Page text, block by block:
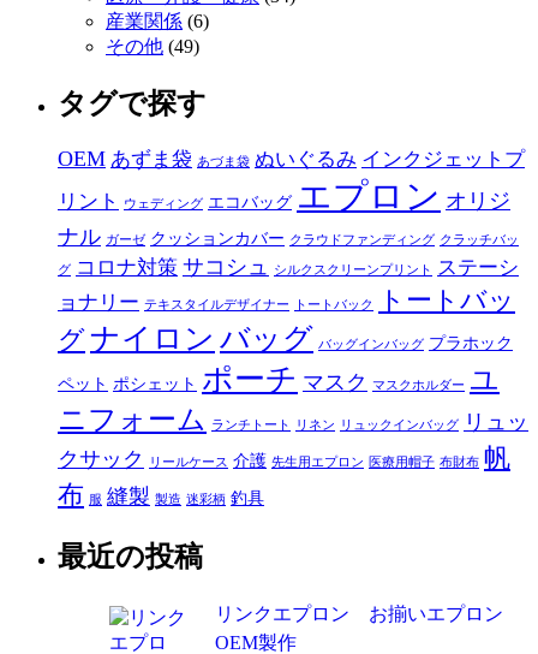
産業関係 (6)
その他 (49)
タグで探す
OEM あずま袋 あづま袋 ぬいぐるみ インクジェットプ
リント
ウェディング エコバッグ エプロン オリジ
ナル ガーゼ クッションカバー クラウドファンディング クラッチバッ
グ コロナ対策 サコシュ シルクスクリーンプリント
ステーシ
ョナリー テキスタイルデザイナー トートバック
トートバッ
グナイロン バッグ バッグインバッグ プラホック
ペット ポシェット ポーチ マスク マスクホルダー ユ
ニフォーム
ランチトート リネン リュックインバッグ
リュッ
クサック
リールケース 介護 先生用エプロン 医療用帽子 布財布 帆
布 服 縫製 製造 迷彩柄 釣具
最近の投稿
リンクエプロン お揃いエプロン
OEM製作